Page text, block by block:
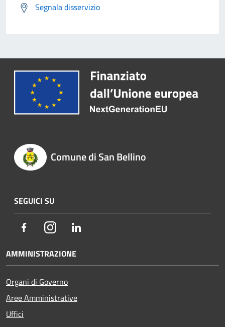
Segnala disservizio
Comune di San Bellino
SEGUICI SU
FacebookInstagram
AMMINISTRAZIONE
Organi di Governo
Aree Amministrative
Uffici